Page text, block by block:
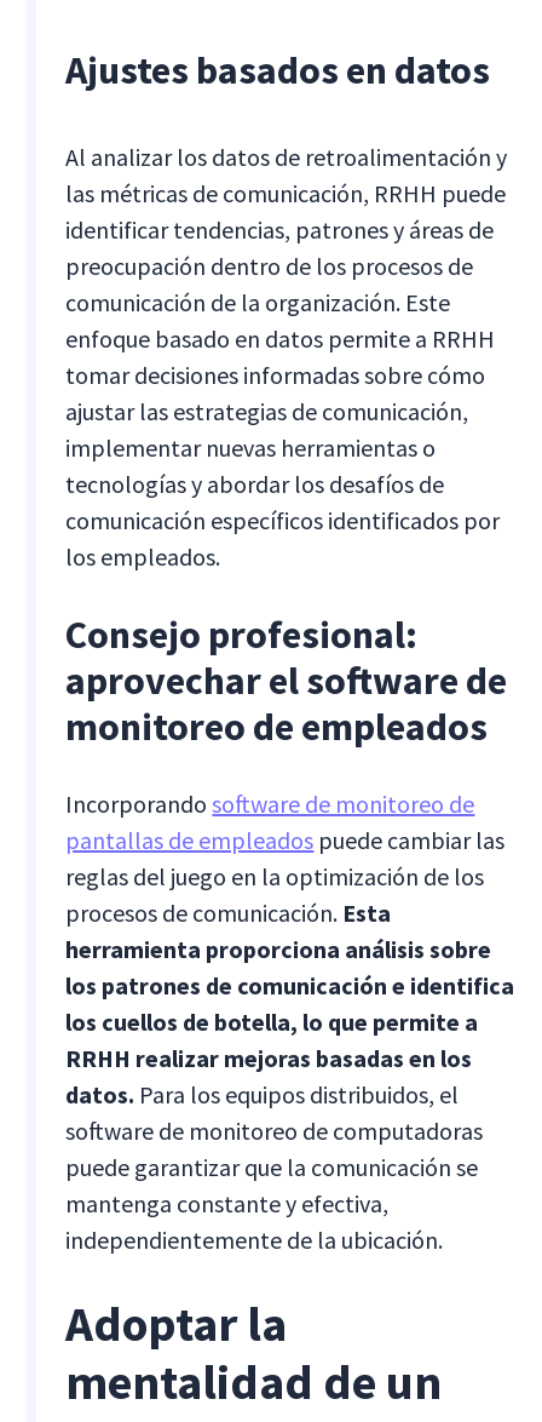
Ajustes basados en datos
Al analizar los datos de retroalimentación y
las métricas de comunicación, RRHH puede
identificar tendencias, patrones y áreas de
preocupación dentro de los procesos de
comunicación de la organización. Este
enfoque basado en datos permite a RRHH
tomar decisiones informadas sobre cómo
ajustar las estrategias de comunicación,
implementar nuevas herramientas o
tecnologías y abordar los desafíos de
comunicación específicos identificados por
los empleados.
Consejo profesional:
aprovechar el software de
monitoreo de empleados
Incorporandosoftware de monitoreo de
pantallas de empleados puede cambiar las
reglas del juego en la optimización de los
procesos de comunicación. Esta
herramienta proporciona análisis sobre
los patrones de comunicación e identifica
los cuellos de botella, lo que permite a
RRHH realizar mejoras basadas en los
datos. Para los equipos distribuidos, el
software de monitoreo de computadoras
puede garantizar que la comunicación se
mantenga constante y efectiva,
independientemente de la ubicación.
Adoptar la
mentalidad de un